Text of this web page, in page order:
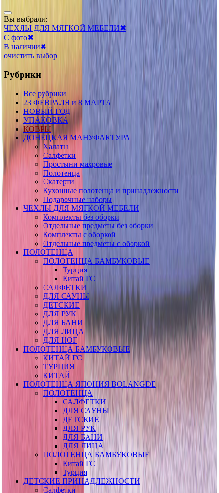
Вы выбрали:
ЧЕХЛЫ ДЛЯ МЯГКОЙ МЕБЕЛИ✖
С фото✖
В наличии✖
очистить выбор
Рубрики
Все рубрики
23 ФЕВРАЛЯ и 8 МАРТА
НОВЫЙ ГОД
УПАКОВКА
КОВРЫ
ДОНЕЦКАЯ МАНУФАКТУРА
Халаты
Салфетки
Простыни махровые
Полотенца
Скатерти
Кухонные полотенца и принадлежности
Подарочные наборы
ЧЕХЛЫ ДЛЯ МЯГКОЙ МЕБЕЛИ
Комплекты без оборки
Отдельные предметы без оборки
Комплекты с оборкой
Отдельные предметы с оборкой
ПОЛОТЕНЦА
ПОЛОТЕНЦА БАМБУКОВЫЕ
Турция
Китай ГС
САЛФЕТКИ
ДЛЯ САУНЫ
ДЕТСКИЕ
ДЛЯ РУК
ДЛЯ БАНИ
ДЛЯ ЛИЦА
ДЛЯ НОГ
ПОЛОТЕНЦА БАМБУКОВЫЕ
КИТАЙ ГС
ТУРЦИЯ
КИТАЙ
ПОЛОТЕНЦА ЯПОНИЯ BOLANGDE
ПОЛОТЕНЦА
САЛФЕТКИ
ДЛЯ САУНЫ
ДЕТСКИЕ
ДЛЯ РУК
ДЛЯ БАНИ
ДЛЯ ЛИЦА
ПОЛОТЕНЦА БАМБУКОВЫЕ
Китай ГС
Турция
ДЕТСКИЕ ПРИНАДЛЕЖНОСТИ
Салфетки